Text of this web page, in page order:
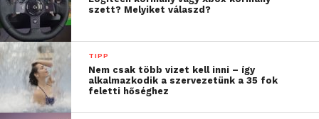
rugalmasságának megtartását is hatékonyan
támogatja. A gyulladáscsökkentő hatása pedig
kiváltképp előnyössé teszi azok körében, akiknél a
pattanásos bőr jelenti a legnagyobb kihívást.
Ez a gyógynövény olyan antioxidáns
szett? Melyiket válaszd?
TIPP
Nem csak több vizet kell inni – így
alkalmazkodik a szervezetünk a 35 fok
feletti hőséghez